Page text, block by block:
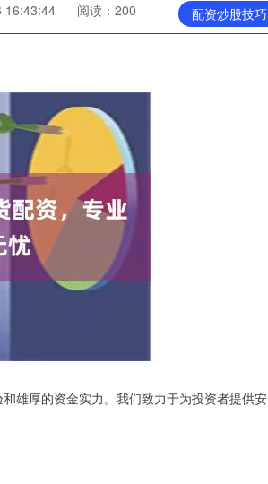
配资炒股技巧
16:43:44 阅读：200
雄厚的资金实力。我们致力于为投资者提供安